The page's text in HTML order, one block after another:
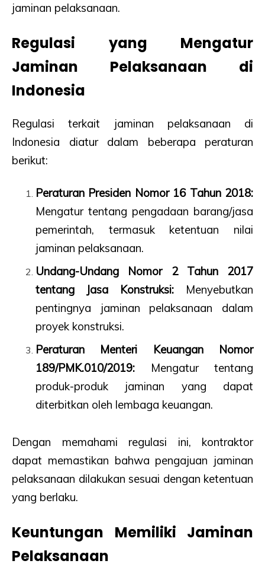
jaminan pelaksanaan.
Regulasi yang Mengatur
Jaminan Pelaksanaan di
Indonesia
Regulasi terkait jaminan pelaksanaan di
Indonesia diatur dalam beberapa peraturan
berikut:
Peraturan Presiden Nomor 16 Tahun 2018:
Mengatur tentang pengadaan barang/jasa
pemerintah, termasuk ketentuan nilai
jaminan pelaksanaan.
Undang-Undang Nomor 2 Tahun 2017
tentang Jasa Konstruksi: Menyebutkan
pentingnya jaminan pelaksanaan dalam
proyek konstruksi.
Peraturan Menteri Keuangan Nomor
189/PMK.010/2019: Mengatur tentang
produk-produk jaminan yang dapat
diterbitkan oleh lembaga keuangan.
Dengan memahami regulasi ini, kontraktor
dapat memastikan bahwa pengajuan jaminan
pelaksanaan dilakukan sesuai dengan ketentuan
yang berlaku.
Keuntungan Memiliki Jaminan
Pelaksanaan